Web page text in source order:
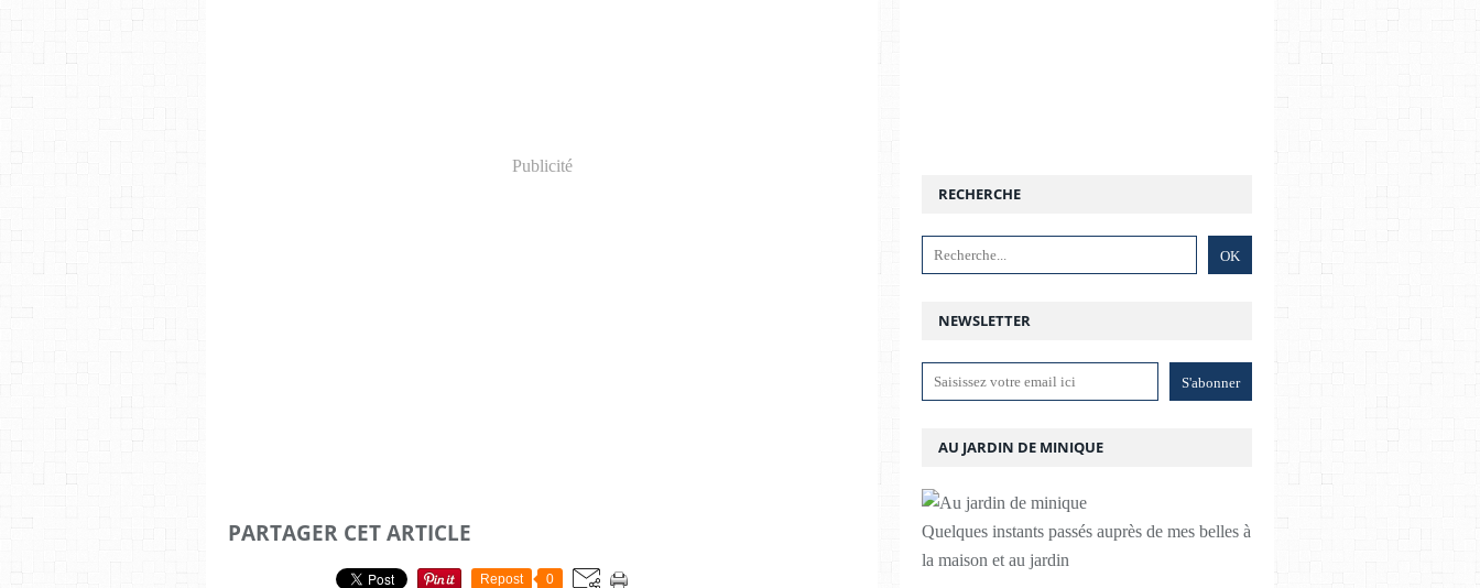
Publicité
PARTAGER CET ARTICLE
Repost 0
NEWSLETTER
RECHERCHE
AU JARDIN DE MINIQUE
Quelques instants passés auprès de mes belles à
la maison et au jardin